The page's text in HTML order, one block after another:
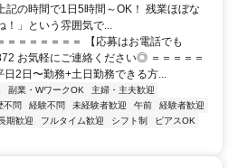
の時間で1日5時間～OK！ 残業ほぼな
！」という雰囲気で...
＝＝＝＝＝＝＝ 【応募はお電話でも
お気軽にご連絡ください◎ ＝＝＝＝＝
日2日〜勤務+土日勤務できる方...
副業・WワークOK
主婦・主夫歓迎
不問 経験不問 未経験者歓迎 午前
経験者歓迎
期歓迎 フルタイム歓迎 シフト制
ピアスOK